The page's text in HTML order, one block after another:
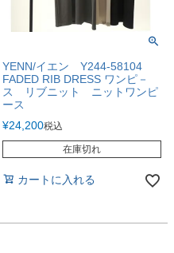
YENN/イエン Y244-58104
FADED RIB DRESS ワンピ－
ス リブニット ニットワンピ
ース
¥24,200税込
在庫切れ
カートに入れる